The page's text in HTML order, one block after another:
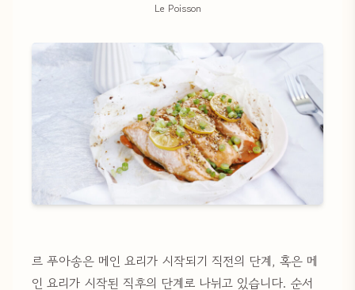
Le Poisson
르 푸아송은 메인 요리가 시작되기 직전의 단계, 혹은 메
인 요리가 시작된 직후의 단계로 나뉘고 있습니다. 순서